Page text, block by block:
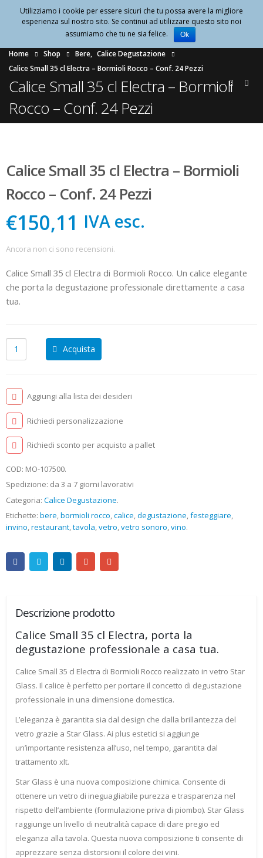
Home Shop Bere, Calice Degustazione
Calice Small 35 cl Electra – Bormioli Rocco – Conf. 24 Pezzi
Calice Small 35 cl Electra – Bormioli
Rocco – Conf. 24 Pezzi
Calice Small 35 cl Electra – Bormioli
Rocco – Conf. 24 Pezzi
€150,11 IVA esc.
Ancora non ci sono recensioni.
Calice Small 35 cl Electra di Bormioli Rocco. Un calice elegante
che porta la degustazione professionale direttamente a casa
tua.
Acquista
Aggiungi alla lista dei desideri
Richiedi personalizzazione
Richiedi sconto per acquisto a pallet
COD: MO-107500.
Spedizione: da 3 a 7 giorni lavorativi
Categoria: Calice Degustazione.
Etichette: bere,bormioli rocco,calice,degustazione,festeggiare,
invino,restaurant,tavola,vetro,vetro sonoro,vino.
Descrizione prodotto
Calice Small 35 cl Electra, porta la
degustazione professionale a casa tua.
Calice Small 35 cl Electra di Bormioli Rocco realizzato in vetro Star
Glass. Il calice è perfetto per portare il concetto di degustazione
professionale in una dimensione domestica.
L’eleganza è garantita sia dal design che dalla brillantezza del
vetro grazie a Star Glass. Ai plus estetici si aggiunge
un’importante resistenza all’uso, nel tempo, garantita dal
trattamento xlt.
Star Glass è una nuova composizione chimica. Consente di
ottenere un vetro di ineguagliabile purezza e trasparenza nel
rispetto dell’ambiente (formulazione priva di piombo). Star Glass
raggiunge un livello di neutralità capace di dare pregio ed
eleganza alla tavola. Questa nuova composizione ti consente di
apprezzare senza distorsioni il colore dei vini.
Utilizziamo i cookie per essere sicuri che tu possa avere la migliore
esperienza sul nostro sito. Se continui ad utilizzare questo sito noi
assumiamo che tu ne sia felice.
Ok